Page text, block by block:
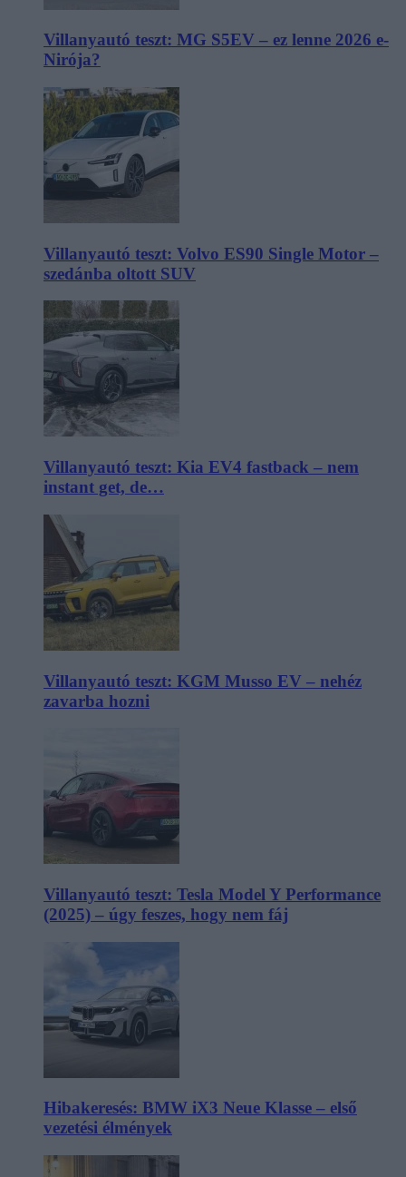
Villanyautó teszt: MG S5EV – ez lenne 2026 e-
Nirója?
Villanyautó teszt: Volvo ES90 Single Motor –
szedánba oltott SUV
Villanyautó teszt: Kia EV4 fastback – nem
instant get, de…
Villanyautó teszt: KGM Musso EV – nehéz
zavarba hozni
Villanyautó teszt: Tesla Model Y Performance
(2025) – úgy feszes, hogy nem fáj
Hibakeresés: BMW iX3 Neue Klasse – első
vezetési élmények